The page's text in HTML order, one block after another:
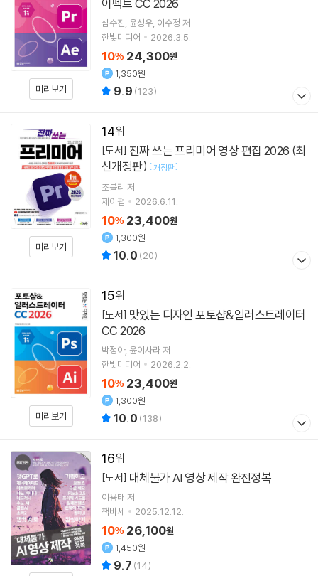
미리보기
심수진 윤성우 이수정 저
한빛미디어
2026.3.5.
10% 24,300원
1,350원
9.9 (123)
14
미리보기
[도서]
신개정판) [개정판]
조블리 저
제이펍
2026.6.11.
10% 23,400원
1,300원
10.0 (20)
15
미리보기
[도서]
CC 2026
박정아 윤이사라저
한빛미디어
2026.2.2.
10% 23,400원
1,300원
10.0 (138)
16
[도서] 대체불가 AI 영상 제작 완전정복
이용태 저
책바세
2025.12.12.
10% 26,100원
1,450원
9.7 (14)